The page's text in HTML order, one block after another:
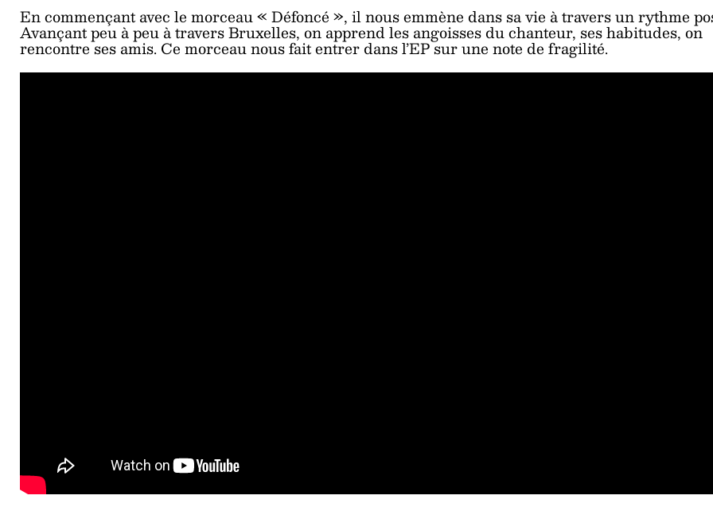
En commençant avec le morceau « Défoncé », il nous emmène dans sa vie à travers un rythme
Avançant peu à peu à travers Bruxelles, on apprend les angoisses du chanteur, ses habitudes, on
rencontre ses amis. Ce morceau nous fait entrer dans l’EP sur une note de fragilité.